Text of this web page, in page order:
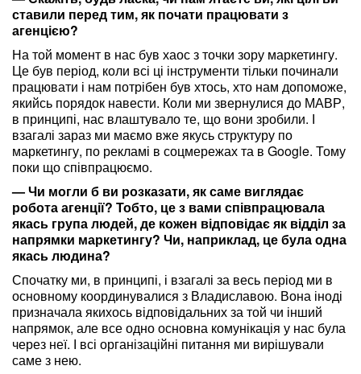
ставили перед тим, як почати працювати з
агенцією?
На той момент в нас був хаос з точки зору маркетингу.
Це був період, коли всі ці інструменти тільки починали
працювати і нам потрібен був хтось, хто нам допоможе,
якийсь порядок навести. Коли ми звернулися до МАВР,
в принципі, нас влаштувало те, що вони зробили. І
взагалі зараз ми маємо вже якусь структуру по
маркетингу, по рекламі в соцмережах та в Google. Тому
поки що співпрацюємо.
— Чи могли б ви розказати, як саме виглядає
робота агенції? Тобто, це з вами співпрацювала
якась група людей, де кожен відповідає як відділ за
напрямки маркетингу? Чи, наприклад, це була одна
якась людина?
Спочатку ми, в принципі, і взагалі за весь період ми в
основному координувалися з Владиславою. Вона іноді
призначала якихось відповідальних за той чи інший
напрямок, але все одно основна комунікація у нас була
через неї. І всі організаційні питання ми вирішували
саме з нею.